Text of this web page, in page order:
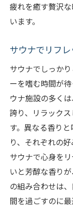
疲れを癒す贅沢
います。
サウナでリフ
サウナでしっか
ーを嗜む時間が
ウナ施設の多く
誇り、リラック
す。異なる香り
り、それぞれの
サウナで心身を
いと芳醇な香り
の組み合わせは
間を過ごすのに